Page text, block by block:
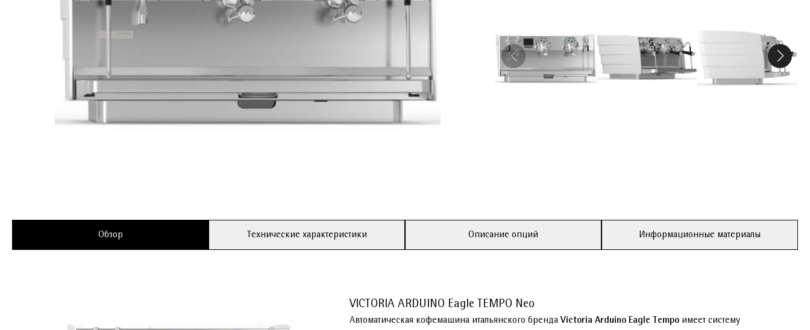
Обзор Технические характеристики Описание опций Информационные материалы
VICTORIA ARDUINO Eagle TEMPO Neo
Автоматическая кофемашина итальянского бренда Victoria Arduino Eagle Tempo имеет систему